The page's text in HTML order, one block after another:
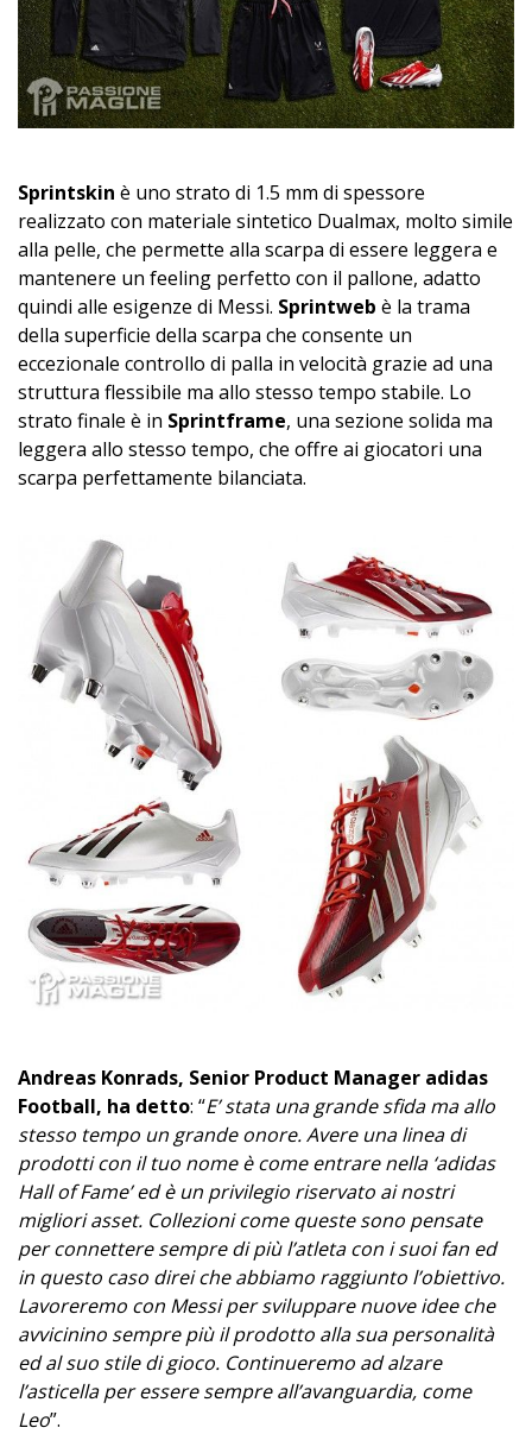
Sprintskin è uno strato di 1.5 mm di spessore
realizzato con materiale sintetico Dualmax, molto simile
alla pelle, che permette alla scarpa di essere leggera e
mantenere un feeling perfetto con il pallone, adatto
quindi alle esigenze di Messi. Sprintweb è la trama
della superficie della scarpa che consente un
eccezionale controllo di palla in velocità grazie ad una
struttura flessibile ma allo stesso tempo stabile. Lo
strato finale è in Sprintframe, una sezione solida ma
leggera allo stesso tempo, che offre ai giocatori una
scarpa perfettamente bilanciata.
Andreas Konrads, Senior Product Manager adidas
Football, ha detto: “E’ stata una grande sfida ma allo
stesso tempo un grande onore. Avere una linea di
prodotti con il tuo nome è come entrare nella ‘adidas
Hall of Fame’ ed è un privilegio riservato ai nostri
migliori asset. Collezioni come queste sono pensate
per connettere sempre di più l’atleta con i suoi fan ed
in questo caso direi che abbiamo raggiunto l’obiettivo.
Lavoreremo con Messi per sviluppare nuove idee che
avvicinino sempre più il prodotto alla sua personalità
ed al suo stile di gioco. Continueremo ad alzare
l’asticella per essere sempre all’avanguardia, come
Leo”.